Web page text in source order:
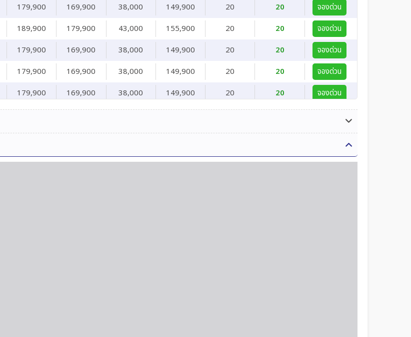
179,900 169,900 38,000 149,900 20 20
จองด่วน
189,900 179,900 43,000 155,900 20 20
จองด่วน
179,900 169,900 38,000 149,900 20 20
จองด่วน
179,900 169,900 38,000 149,900 20 20
จองด่วน
179,900 169,900 38,000 149,900 20 20
จองด่วน